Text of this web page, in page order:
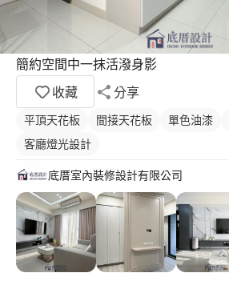
簡約空間中一抹活潑身影
收藏
分享
平頂天花板 間接天花板 單色油漆
客廳燈光設計
底厝室內裝修設計有限公司